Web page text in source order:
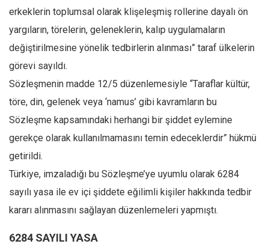
erkeklerin toplumsal olarak klişeleşmiş rollerine dayalı ön
yargıların, törelerin, geleneklerin, kalıp uygulamaların
değiştirilmesine yönelik tedbirlerin alınması” taraf ülkelerin
görevi sayıldı.
Sözleşmenin madde 12/5 düzenlemesiyle “Taraflar kültür,
töre, din, gelenek veya ‘namus’ gibi kavramların bu
Sözleşme kapsamındaki herhangi bir şiddet eylemine
gerekçe olarak kullanılmamasını temin edeceklerdir” hükmü
getirildi.
Türkiye, imzaladığı bu Sözleşme’ye uyumlu olarak 6284
sayılı yasa ile ev içi şiddete eğilimli kişiler hakkında tedbir
kararı alınmasını sağlayan düzenlemeleri yapmıştı.
6284 SAYILI YASA